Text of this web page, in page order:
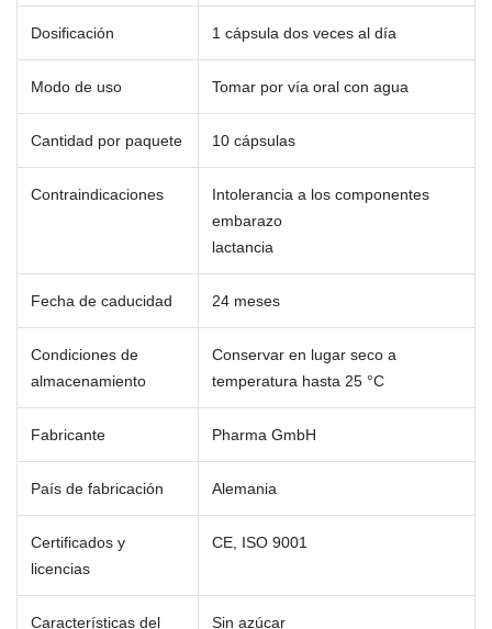
Dosificación 1 cápsula dos veces al día
Modo de uso Tomar por vía oral con agua
Cantidad por paquete 10 cápsulas
Contraindicaciones
Intolerancia a los componentes
embarazo
lactancia
Fecha de caducidad 24 meses
Condiciones de
almacenamiento
Conservar en lugar seco a
temperatura hasta 25 °C
Fabricante Pharma GmbH
País de fabricación Alemania
Certificados y
licencias
CE, ISO 9001
Características del Sin azúcar